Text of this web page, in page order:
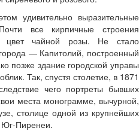
удивительно выразительные
все кирпичные строения
чайной розы. Не стало
— Капитолий, построенный
позже здание городской управы
Так, спустя столетие, в 1871
чего портреты бывших
места монограмме, вычурной,
столице одной из крупнейших
Юг-Пиренеи.